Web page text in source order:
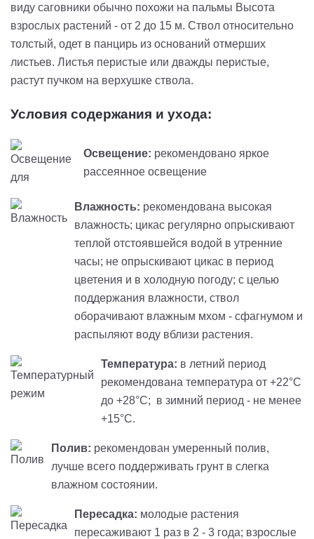
виду саговники обычно похожи на пальмы Высота
взрослых растений - от 2 до 15 м. Ствол относительно
толстый, одет в панцирь из оснований отмерших
листьев. Листья перистые или дважды перистые,
растут пучком на верхушке ствола.
Условия содержания и ухода:
Освещение: рекомендовано яркое
рассеянное освещение
Влажность: рекомендована высокая
влажность; цикас регулярно опрыскивают
теплой отстоявшейся водой в утренние
часы; не опрыскивают цикас в период
цветения и в холодную погоду; с целью
поддержания влажности, ствол
оборачивают влажным мхом - сфагнумом и
распыляют воду вблизи растения.
Температура: в летний период
рекомендована температура от +22°C
до +28°C; в зимний период - не менее
+15°C.
Полив: рекомендован умеренный полив,
лучше всего поддерживать грунт в слегка
влажном состоянии.
Пересадка: молодые растения
пересаживают 1 раз в 2 - 3 года; взрослые